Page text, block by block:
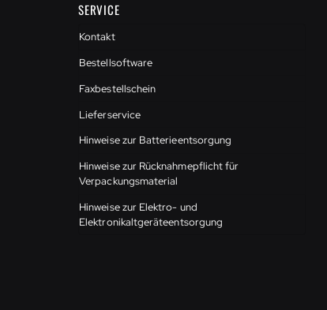
SERVICE
Kontakt
Bestellsoftware
Faxbestellschein
Lieferservice
Hinweise zur Batterieentsorgung
Hinweise zur Rücknahmepflicht für
Verpackungsmaterial
Hinweise zur Elektro- und
Elektronikaltgeräteentsorgung